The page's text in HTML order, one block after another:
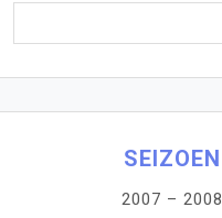
SEIZOEN
2007 – 2008